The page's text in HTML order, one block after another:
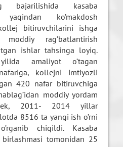
bajarilishida kasaba
ko’makdosh
bitiruvchilarini ishga
rag’batlantirish
ishlar tahsinga loyiq.
amaliyot o’tagan
kollejni imtiyozli
420 nafar bitiruvchiga
moddiy yordam
2011- 2014 yillar
8516 ta yangi ish o’rni
chiqildi. Kasaba
tomonidan 25